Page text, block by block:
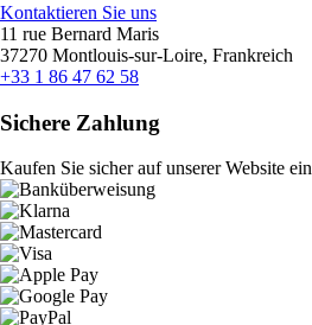
Kontaktieren Sie uns
11 rue Bernard Maris
37270 Montlouis-sur-Loire, Frankreich
+33 1 86 47 62 58
Sichere Zahlung
Kaufen Sie sicher auf unserer Website ein